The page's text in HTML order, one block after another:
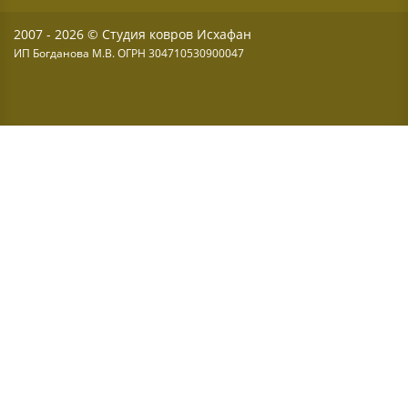
2007 - 2026 © Студия ковров Исхафан
ИП Богданова М.В. ОГРН 304710530900047